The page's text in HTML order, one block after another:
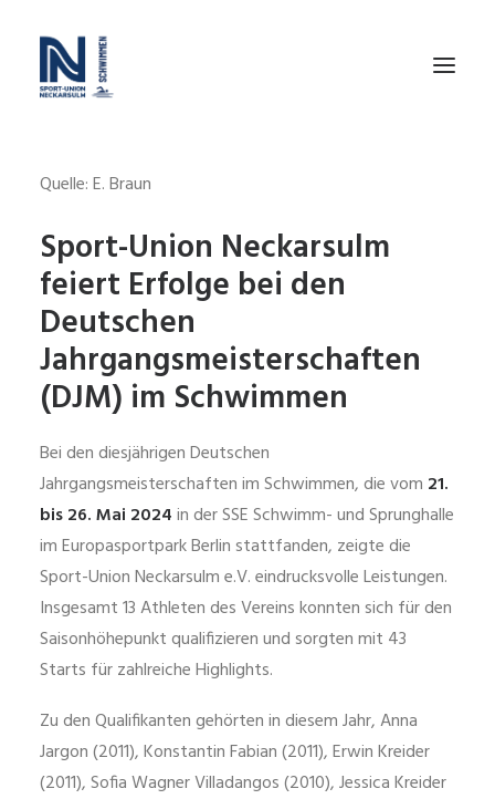
SWIM TEAM CHALLENGE
KURSE – FÜR ERWACHSENE
SCHWIMMSCHULE
TRAINING
WIR
WETTKÄMPFE
FÖRDERVEREIN
Quelle: E. Braun
Sport-Union Neckarsulm
feiert Erfolge bei den
Deutschen
Jahrgangsmeisterschaften
(DJM) im Schwimmen
Bei den diesjährigen Deutschen
Jahrgangsmeisterschaften im Schwimmen, die vom 21.
bis 26. Mai 2024in der SSE Schwimm- und Sprunghalle
im Europasportpark Berlin stattfanden, zeigte die
Sport-Union Neckarsulm e.V. eindrucksvolle Leistungen.
Insgesamt 13 Athleten des Vereins konnten sich für den
Saisonhöhepunkt qualifizieren und sorgten mit 43
Starts für zahlreiche Highlights.
Zu den Qualifikanten gehörten in diesem Jahr, Anna
Jargon (2011), Konstantin Fabian (2011), Erwin Kreider
(2011), Sofia Wagner Villadangos (2010), Jessica Kreider